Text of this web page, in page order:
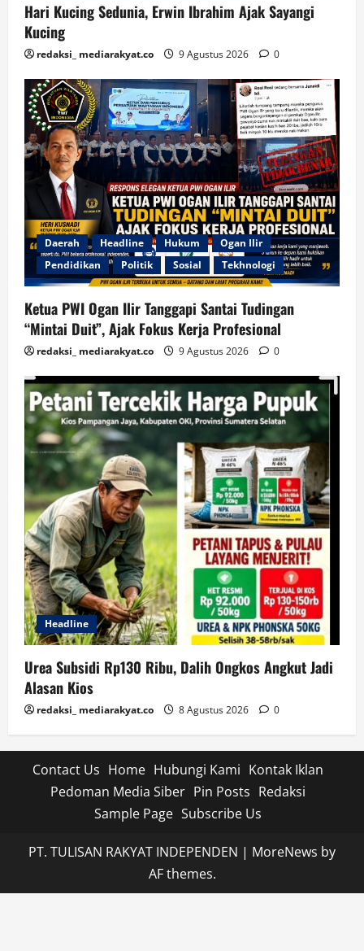
Hari Kucing Sedunia, Erwin Ibrahim Ajak Sayangi
Kucing
redaksi_ mediarakyat.co 9 Agustus 2026 0
Daerah Headline Hukum
Ogan Ilir
Pendidikan
Politik Sosial Tekhnologi
Ketua PWI Ogan Ilir Tanggapi Santai Tudingan
“Mintai Duit”, Ajak Fokus Kerja Profesional
redaksi_ mediarakyat.co 9 Agustus 2026 0
Headline
Urea Subsidi Rp130 Ribu, Dalih Ongkos Angkut Jadi
Alasan Kios
redaksi_ mediarakyat.co 8 Agustus 2026 0
Contact Us Home Hubungi Kami Kontak Iklan
Pedoman Media Siber Pin Posts Redaksi
Sample Page Subscribe Us
PT. TULISAN RAKYAT INDEPENDEN | MoreNews by
AF themes.